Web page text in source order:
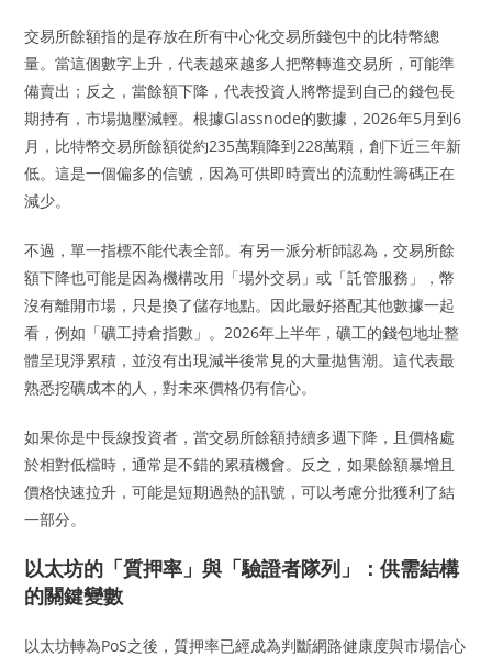
交易所餘額指的是存放在所有中心化交易所錢包中的比特幣總
量。當這個數字上升，代表越來越多人把幣轉進交易所，可能準
備賣出；反之，當餘額下降，代表投資人將幣提到自己的錢包長
期持有，市場拋壓減輕。根據Glassnode的數據，2026年5月到6
月，比特幣交易所餘額從約235萬顆降到228萬顆，創下近三年新
低。這是一個偏多的信號，因為可供即時賣出的流動性籌碼正在
減少。
不過，單一指標不能代表全部。有另一派分析師認為，交易所餘
額下降也可能是因為機構改用「場外交易」或「託管服務」，幣
沒有離開市場，只是換了儲存地點。因此最好搭配其他數據一起
看，例如「礦工持倉指數」。2026年上半年，礦工的錢包地址整
體呈現淨累積，並沒有出現減半後常見的大量拋售潮。這代表最
熟悉挖礦成本的人，對未來價格仍有信心。
如果你是中長線投資者，當交易所餘額持續多週下降，且價格處
於相對低檔時，通常是不錯的累積機會。反之，如果餘額暴增且
價格快速拉升，可能是短期過熱的訊號，可以考慮分批獲利了結
一部分。
以太坊的「質押率」與「驗證者隊列」：供需結構
的關鍵變數
以太坊轉為PoS之後，質押率已經成為判斷網路健康度與市場信心